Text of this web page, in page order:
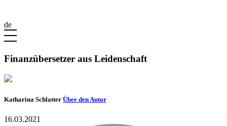
de
Finanzübersetzer aus Leidenschaft
Katharina Schlatter Über den Autor
16.03.2021